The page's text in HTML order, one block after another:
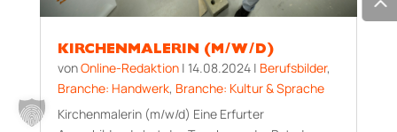
KIRCHENMALERIN (M/W/D)
vonOnline-Redaktion| 14.08.2024| Berufsbilder,
Branche: Handwerk, Branche: Kultur & Sprache
Kirchenmalerin (m/w/d) Eine Erfurter